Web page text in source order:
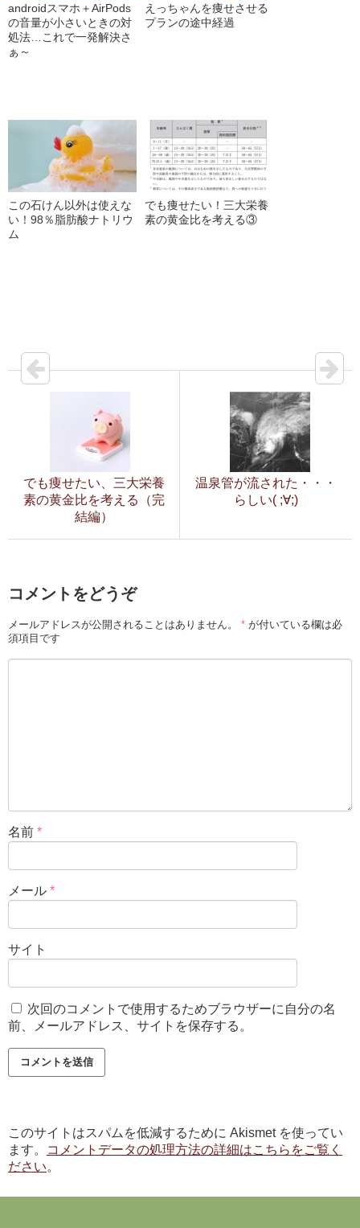
androidスマホ＋AirPods
の音量が小さいときの対
処法…これで一発解決さ
ぁ～
えっちゃんを痩せさせる
プランの途中経過
この石けん以外は使えな
い！98％脂肪酸ナトリウ
ム
でも痩せたい！三大栄養
素の黄金比を考える③
でも痩せたい、三大栄養
素の黄金比を考える（完
結編）
温泉管が流された・・・
らしい( ;∀;)
コメントをどうぞ
メールアドレスが公開されることはありません。 * が付いている欄は必
須項目です
名前 *
メール *
サイト
次回のコメントで使用するためブラウザーに自分の名
前、メールアドレス、サイトを保存する。
このサイトはスパムを低減するために Akismet を使ってい
ます。
コメントデータの処理方法の詳細はこちらをご覧く
ださい。